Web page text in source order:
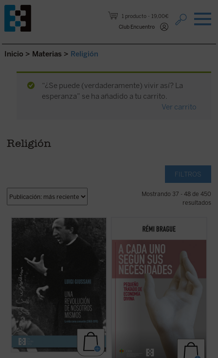
1 producto
19,00€
Club Encuentro
Saltar al contenido.
Inicio > Materias > Religión
“¿Se puede (verdaderamente) vivir así? La
esperanza” se ha añadido a tu carrito.
Ver carrito
Religión
FILTROS
Mostrando 37 - 48 de 450
resultados
Los textos reunidos en este libro
pertenecen a un momento delicado y
crucial de la historia de Comunión y
Liberación (CL). Se remontan a los años
nacida de don Giussani en 1954 sufrió una
profunda ...(ver ficha)
Este «pequeño tratado» es la continuación
de los estudios emblemáticos de Rémi
una sucesión de breves capítulos expone
una teoría de la Providencia divina en la que
Dios provee a todos los ...(ver ficha)